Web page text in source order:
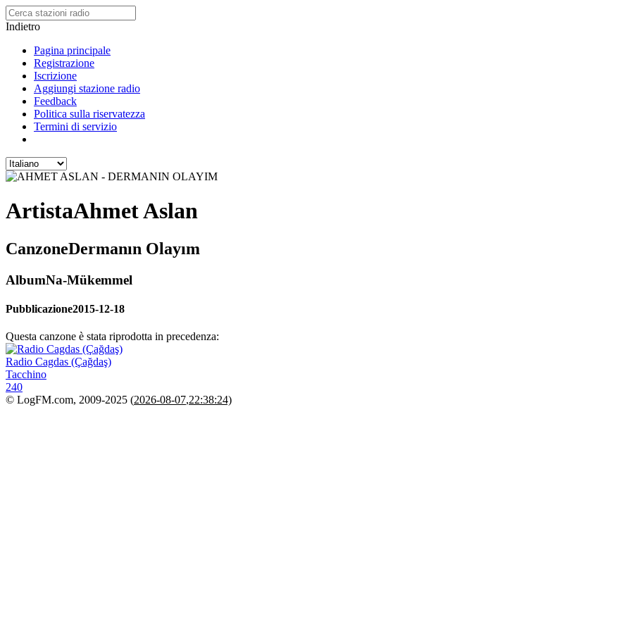
Indietro
Pagina principale
Registrazione
Iscrizione
Aggiungi stazione radio
Feedback
Politica sulla riservatezza
Termini di servizio
ArtistaAhmet Aslan
CanzoneDermanın Olayım
AlbumNa-Mükemmel
Pubblicazione2015-12-18
Questa canzone è stata riprodotta in precedenza:
Radio Cagdas (Çağdaş)
Tacchino
240
© LogFM.com, 2009-2025 (2026-08-07,22:38:24)